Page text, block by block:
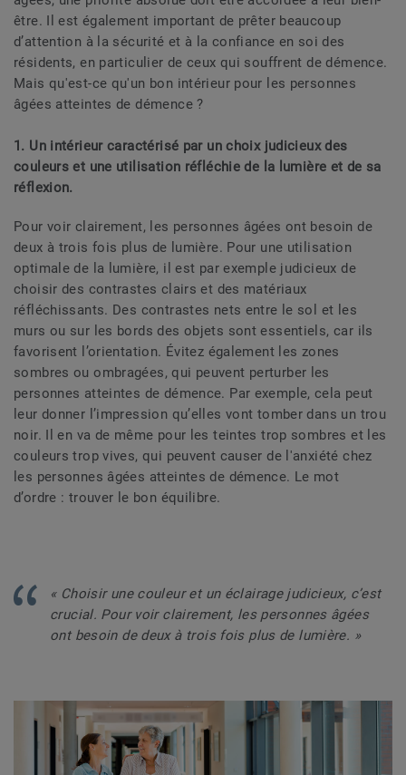
être. Il est également important de prêter beaucoup
d’attention à la sécurité et à la confiance en soi des
résidents, en particulier de ceux qui souffrent de démence.
Mais qu'est-ce qu'un bon intérieur pour les personnes
âgées atteintes de démence ?
1. Un intérieur caractérisé par un choix judicieux des
couleurs et une utilisation réfléchie de la lumière et de sa
réflexion.
Pour voir clairement, les personnes âgées ont besoin de
deux à trois fois plus de lumière. Pour une utilisation
optimale de la lumière, il est par exemple judicieux de
choisir des contrastes clairs et des matériaux
réfléchissants. Des contrastes nets entre le sol et les
murs ou sur les bords des objets sont essentiels, car ils
favorisent l’orientation. Évitez également les zones
sombres ou ombragées, qui peuvent perturber les
personnes atteintes de démence. Par exemple, cela peut
leur donner l’impression qu’elles vont tomber dans un trou
noir. Il en va de même pour les teintes trop sombres et les
couleurs trop vives, qui peuvent causer de l'anxiété chez
les personnes âgées atteintes de démence. Le mot
d’ordre : trouver le bon équilibre.
« Choisir une couleur et un éclairage judicieux, c’est
crucial. Pour voir clairement, les personnes âgées
ont besoin de deux à trois fois plus de lumière. »